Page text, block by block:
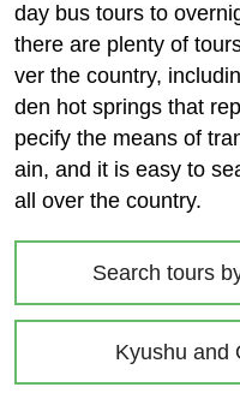
day bus tours to
there are plenty of
ver the country,
den hot springs that
pecify the means of
ain, and it is easy to
all over the country.
Search tours
Kyushu and